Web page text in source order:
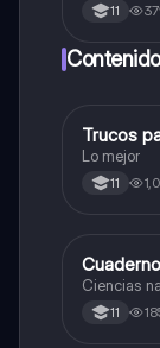
11 37
Química
Trucos
Lo mejor
11
Biologia
Ciencias
11